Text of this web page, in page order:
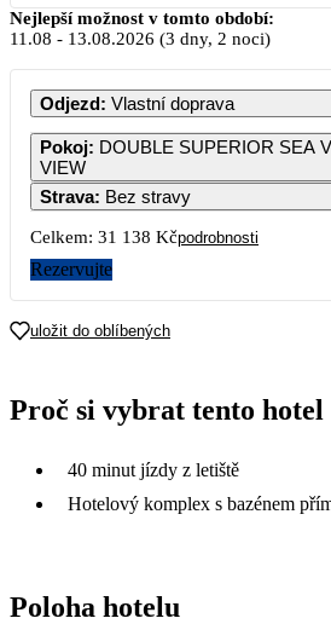
Srpen
PO ÚT ST ČT
3 4
10
17
16 349
18
15 989
17 279
15 789
Nejlepší možnost v tomto období:
11.08 - 13.08.2026 (3 dny, 2 noci)
Odjezd: Vlastní doprava
Pokoj: DOUBLE SUPERIOR SEA
VIEW
Strava: Bez stravy
Celkem: 31 138 Kčpodrobnosti
Rezervujte
uložit do oblíbených
Proč si vybrat tento hotel
40 minut jízdy z letiště
Hotelový komplex s bazénem
Poloha hotelu